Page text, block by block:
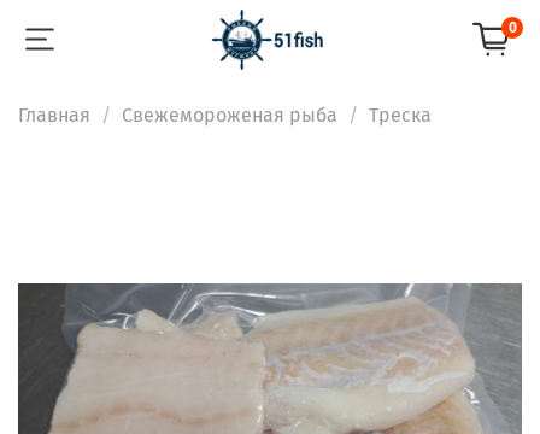
0
Главная Свежемороженая рыба Треска